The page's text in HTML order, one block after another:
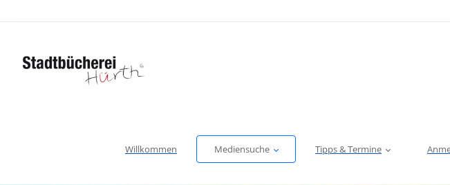
Willkommen Mediensuche Tipps & Termine